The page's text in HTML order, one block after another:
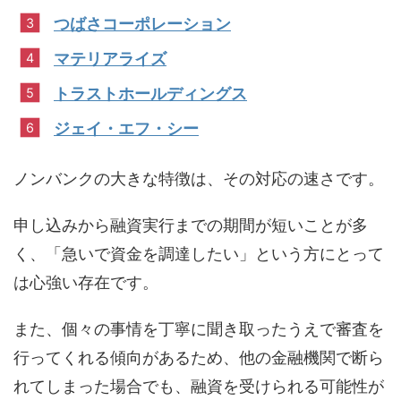
つばさコーポレーション
マテリアライズ
トラストホールディングス
ジェイ・エフ・シー
ノンバンクの大きな特徴は、その対応の速さです。
申し込みから融資実行までの期間が短いことが多
く、「急いで資金を調達したい」という方にとって
は心強い存在です。
また、個々の事情を丁寧に聞き取ったうえで審査を
行ってくれる傾向があるため、他の金融機関で断ら
れてしまった場合でも、融資を受けられる可能性が